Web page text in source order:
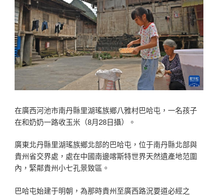
在廣西河池市南丹縣里湖瑤族鄉八雅村巴哈屯，一名孩子
在和奶奶一路收玉米（8月28日攝）。
廣東北丹縣里湖瑤族鄉北部的巴哈屯，位于南丹縣北部與
貴州省交界處，處在中國南邊喀斯特世界天然遺產地范圍
內，緊鄰貴州小七孔景致區。
巴哈屯始建于明朝，為那時貴州至廣西路況要道必經之